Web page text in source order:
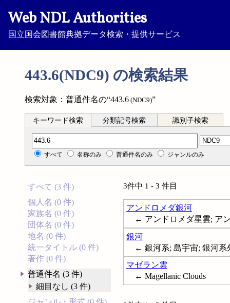
Web NDL Authorities
国立国会図書館典拠データ検索・提供サービス
443.6(NDC9) の検索結果
検索対象：普通件名の“443.6 (NDC9)”
キーワード検索 分類記号検索 識別子検索
分類記号検索
すべて 名称のみ 普通件名のみ ジャンルのみ
すべて (3 件)
個人名 (0 件)
家族名 (0 件)
団体名 (0 件)
地名 (0 件)
統一タイトル (0 件)
著作 (0 件)
普通件名 (3 件)
細目なし (3 件)
3件中 1 - 3 件目
アンドロメダ銀河
← アンドロメダ星雲; ア
銀河
← 銀河系; 島宇宙; 銀河系
マゼラン雲
← Magellanic Clouds